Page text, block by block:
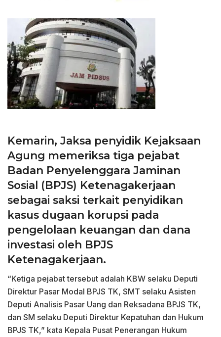
Kemarin, Jaksa penyidik Kejaksaan
Agung memeriksa tiga pejabat
Badan Penyelenggara Jaminan
Sosial (BPJS) Ketenagakerjaan
sebagai saksi terkait penyidikan
kasus dugaan korupsi pada
pengelolaan keuangan dan dana
investasi oleh BPJS
Ketenagakerjaan.
“Ketiga pejabat tersebut adalah KBW selaku Deputi
Direktur Pasar Modal BPJS TK, SMT selaku Asisten
Deputi Analisis Pasar Uang dan Reksadana BPJS TK,
dan SM selaku Deputi Direktur Kepatuhan dan Hukum
BPJS TK,” kata Kepala Pusat Penerangan Hukum